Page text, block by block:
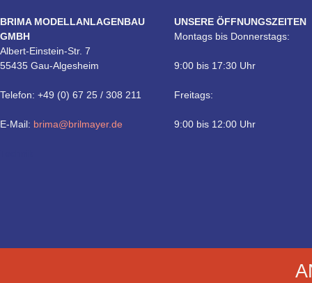
BRIMA MODELLANLAGENBAU
GMBH
Albert-Einstein-Str. 7
55435 Gau-Algesheim
Telefon: +49 (0) 67 25 / 308 211
E-Mail: brima@brilmayer.de
UNSERE ÖFFNUNGSZEITEN
Montags bis Donnerstags:
9:00 bis 17:30 Uhr
Freitags:
9:00 bis 12:00 Uhr